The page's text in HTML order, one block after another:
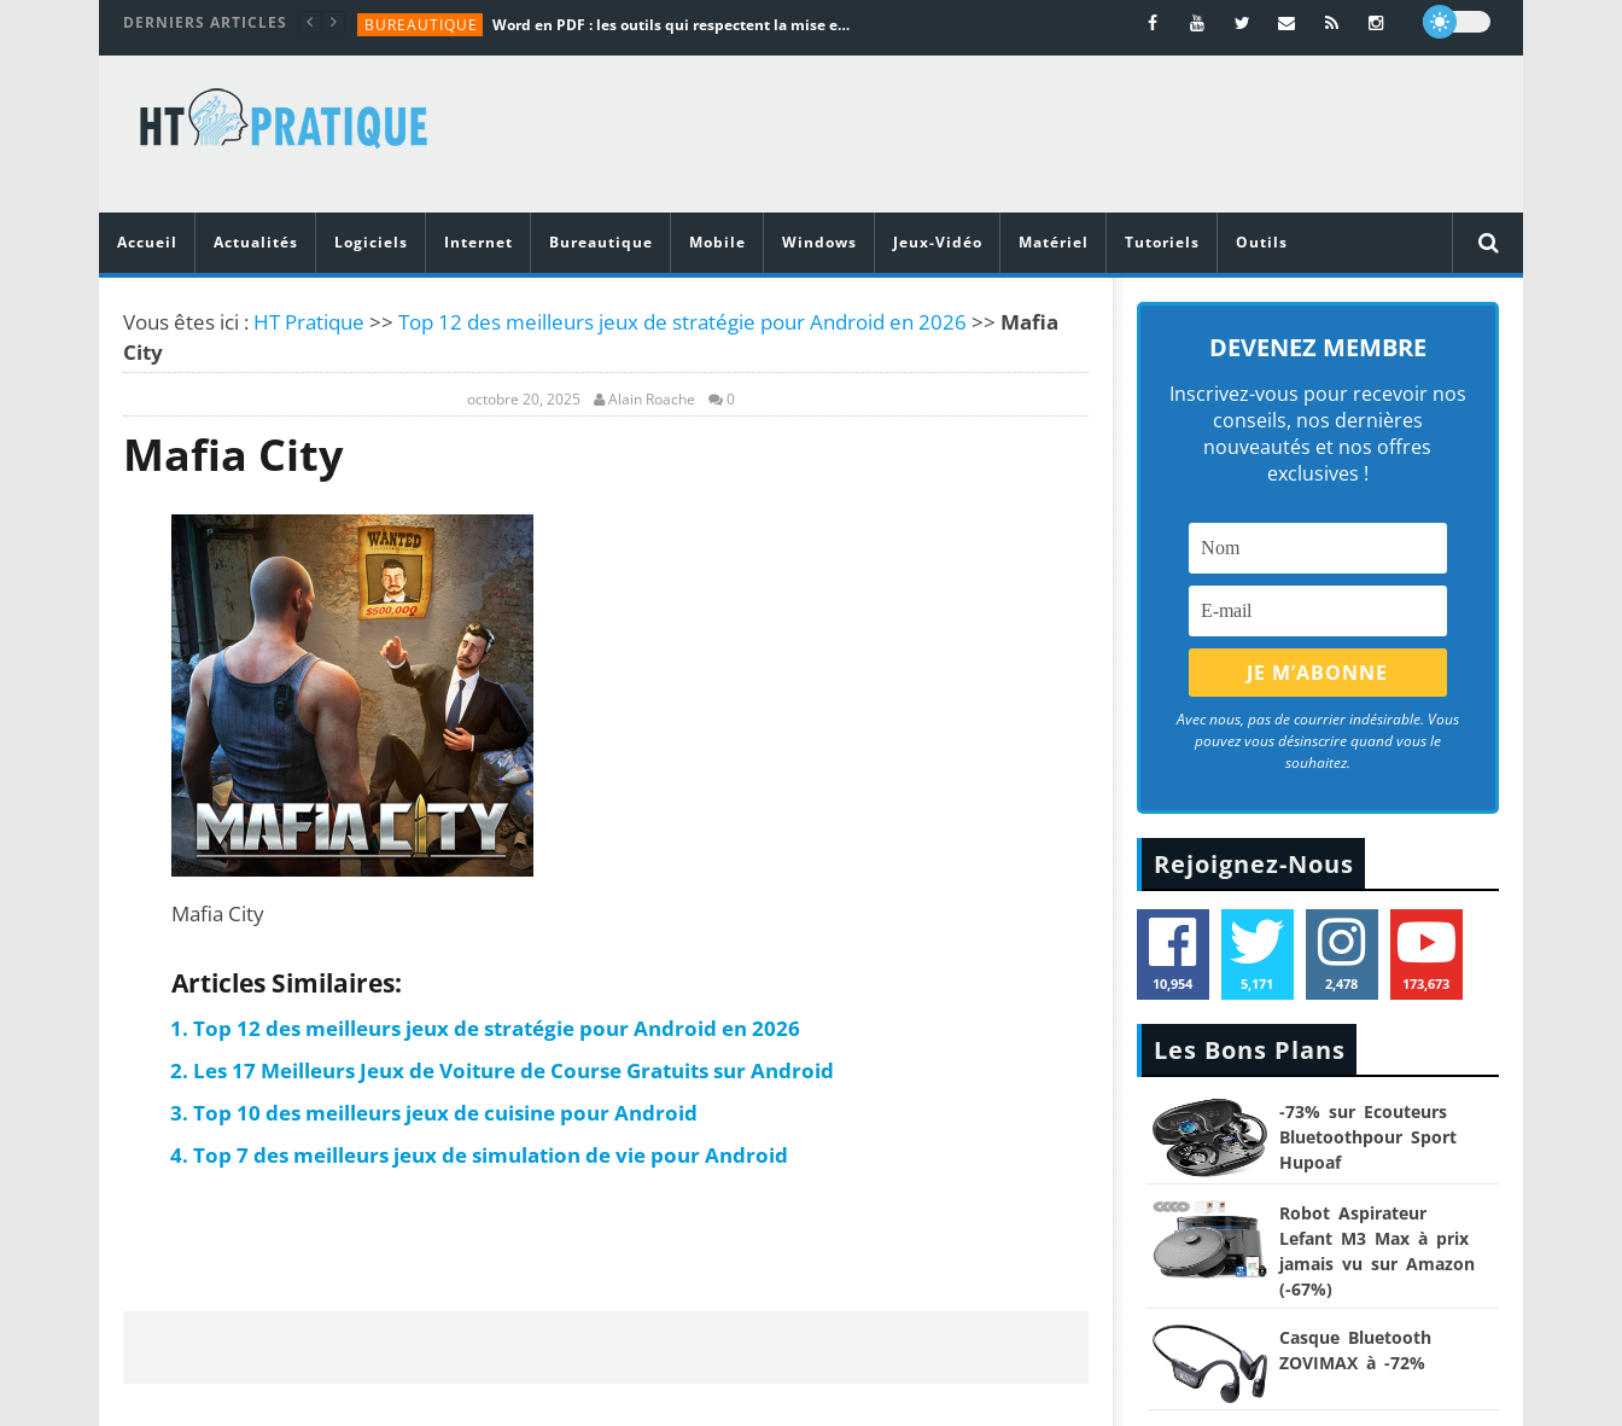
DERNIERS ARTICLES BUREAUTIQUE Word en PDF : les outils qui respectent la mise en page
TUTORIALS
MATÉRIEL
Vidéoprojecteurs Asus : Top 6 des meilleurs modèles de la marque
Accueil
Actualités Logiciels Internet Bureautique Mobile Windows Jeux-Vidéo Matériel Tutoriels Outils
Vous êtes ici : HT Pratique >> Top 12 des meilleurs jeux de stratégie pour Android en 2026 >> Mafia
City
octobre 20, 2025 Alain Roache 0
Mafia City
Mafia City
Articles Similaires:
Top 12 des meilleurs jeux de stratégie pour Android en 2026
Les 17 Meilleurs Jeux de Voiture de Course Gratuits sur Android
Top 10 des meilleurs jeux de cuisine pour Android
Top 7 des meilleurs jeux de simulation de vie pour Android
DEVENEZ MEMBRE
Inscrivez-vous pour recevoir nos
conseils, nos dernières
nouveautés et nos offres
exclusives !
Avec nous, pas de courrier indésirable. Vous
pouvez vous désinscrire quand vous le
souhaitez.
Rejoignez-Nous
10,954 5,171 2,478 173,673
Les Bons Plans
-73% sur Ecouteurs
Bluetoothpour Sport
Hupoaf
Robot Aspirateur
Lefant M3 Max à prix
jamais vu sur Amazon
(-67%)
Casque Bluetooth
ZOVIMAX à -72%